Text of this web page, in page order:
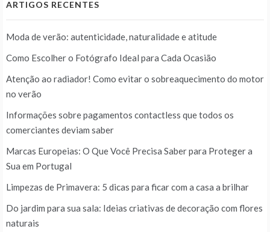
ARTIGOS RECENTES
Moda de verão: autenticidade, naturalidade e atitude
Como Escolher o Fotógrafo Ideal para Cada Ocasião
Atenção ao radiador! Como evitar o sobreaquecimento do motor
no verão
Informações sobre pagamentos contactless que todos os
comerciantes deviam saber
Marcas Europeias: O Que Você Precisa Saber para Proteger a
Sua em Portugal
Limpezas de Primavera: 5 dicas para ficar com a casa a brilhar
Do jardim para sua sala: Ideias criativas de decoração com flores
naturais